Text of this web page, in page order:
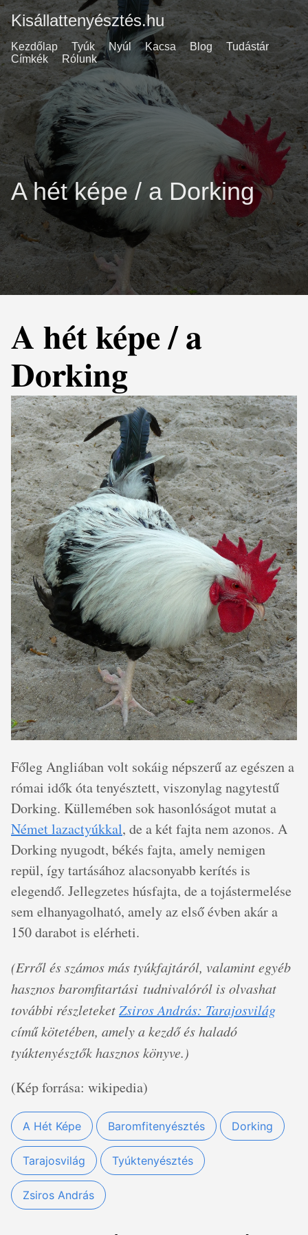
Kisállattenyésztés.hu
Kezdőlap Tyúk Nyúl Kacsa Blog
Tudástár
Címkék
Rólunk
A hét képe / a Dorking
A hét képe / a
Dorking
Főleg Angliában volt sokáig népszerű az egészen a
római idők óta tenyésztett, viszonylag nagytestű
Dorking. Küllemében sok hasonlóságot mutat a
Német lazactyúkkal, de a két fajta nem azonos. A
Dorking nyugodt, békés fajta, amely nemigen
repül, így tartásához alacsonyabb kerítés is
elegendő. Jellegzetes húsfajta, de a tojástermelése
sem elhanyagolható, amely az első évben akár a
150 darabot is elérheti.
(Erről és számos más tyúkfajtáról, valamint egyéb
hasznos baromfitartási tudnivalóról is olvashat
további részleteketZsiros András: Tarajosvilág
című kötetében, amely a kezdő és haladó
tyúktenyésztők hasznos könyve.)
(Kép forrása: wikipedia)
A Hét Képe Baromfitenyésztés Dorking
Tarajosvilág Tyúktenyésztés
Zsiros András